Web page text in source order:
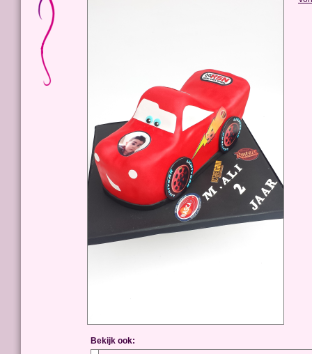
Bekijk ook: